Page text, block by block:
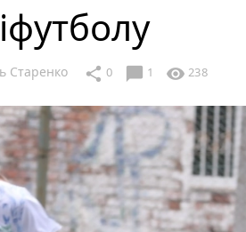
Старенко share 0 chat_bubble 1 visibility 238